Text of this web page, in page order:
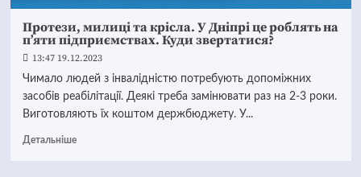
Протези, милиці та крісла. У Дніпрі це роблять на
п’яти підприємствах. Куди звертатися?
13:47 19.12.2023
Чимало людей з інвалідністю потребують допоміжних
засобів реабілітації. Деякі треба замінювати раз на 2-3 роки.
Виготовляють їх коштом держбюджету. У...
Детальніше